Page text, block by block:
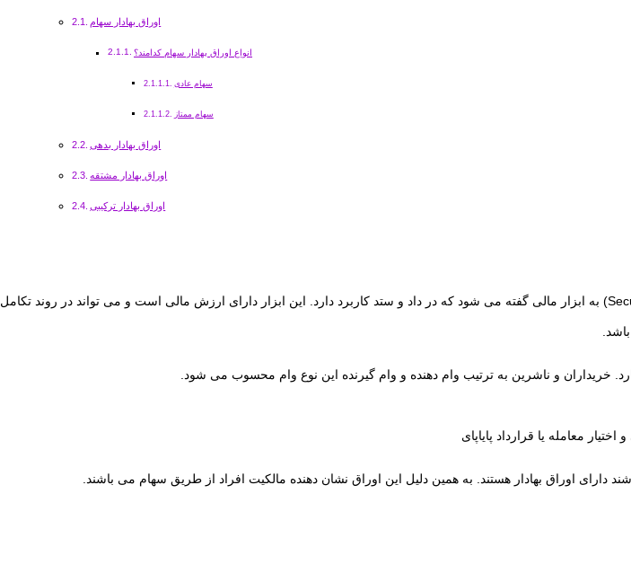
اوراق بهادار سهام
انواع اوراق بهادار سهام کدامند؟
سهام عادی
سهام ممتاز
اوراق بهادار بدهی
اوراق بهادار مشتقه
اوراق بهادار ترکیبی
به منظور درک اینکه اوراق بهادار چیست در این بخش یک تعریق دقیق از آن ارائه خواهیم کرد. اوراق بهادار (Security) به ابزار مالی گفته می شود که در داد و ستد کاربرد دارد. این ابزار دارای ارزش مالی است و می تواند در روند تکامل
خریداران و ناشرین به ترتیب وام دهنده و وام گیرنده این نوع وام محسوب می شود.
معامله یا قرارداد پایاپای
دارای اوراق بهادار هستند. به همین دلیل این اوراق نشان دهنده مالکیت افراد از طریق سهام می باشند.